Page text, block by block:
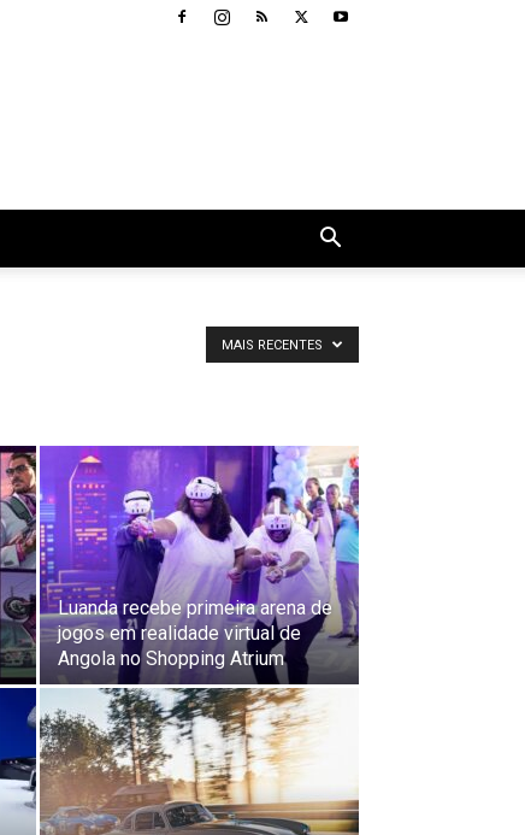
MAIS RECENTES
Luanda recebe primeira arena de
jogos em realidade virtual de
Angola no Shopping Atrium